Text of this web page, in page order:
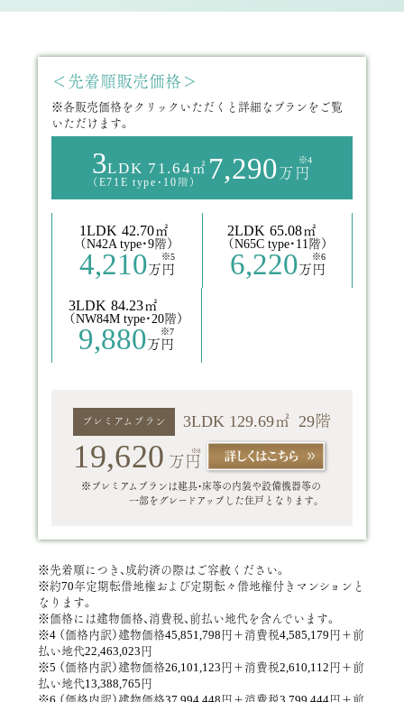
＜先着順販売価格＞
※各販売価格をクリックいただくと詳細なプランをご覧
いただけます。
3LDK 71.64㎡
（ E71E type ・10階） 7,290万円
※4
1LDK 42.70㎡
（N42A type・9階）
4,210万円
※5
2LDK 65.08㎡
（N65C type・ 11 階）
6,220万円
※6
3LDK 84.23㎡
（NW84M type・20階）
9,880万円
※7
プレミアムプラン 3LDK 129.69㎡ 29階
19,620 万円
※8
※プレミアムプランは建具・床等の内装や設備機器等の
一部をグレードアップした住戸となります。
※先着順につき、成約済の際はご容赦ください。
※約70年定期転借地権および定期転々借地権付きマンションと
なります。
※価格には建物価格、消費税、前払い地代を含んでいます。
※4 （価格内訳）建物価格45,851,798円＋消費税4,585,179円＋前
払い地代22,463,023円
※5 （価格内訳）建物価格26,101,123円＋消費税2,610,112円＋前
払い地代13,388,765円